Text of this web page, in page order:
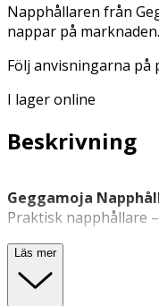
Napphållaren från
nappar på marknaden.
Följ anvisningarna
I lager online
Beskrivning
Geggamoja
Praktisk napphållare
Geggamoja
de flesta nappar på
hålla nappen inom
Läs mer